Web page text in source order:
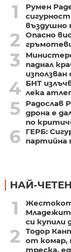
1
Румен
въздушно
2
Опасно
3
паднал
4 БНТ
лека
5
Радослав
дрона е
по
6
ГЕРБ:
партийна
НАЙ-
1
си купили
2
Тодор
от комар,
треска,